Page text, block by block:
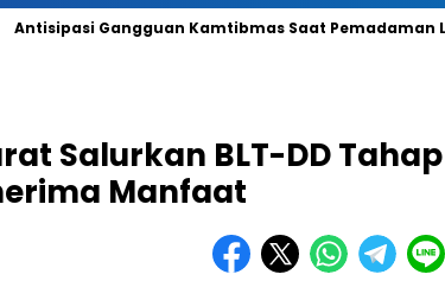
Gangguan Kamtibmas Saat Pemadaman Listrik, Ini
Salurkan BLT-DD
Manfaat